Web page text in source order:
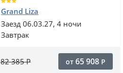
Grand Liza
Заезд 06.03.27, 4 ночи
Завтрак
82 385Р от 65 908 Р